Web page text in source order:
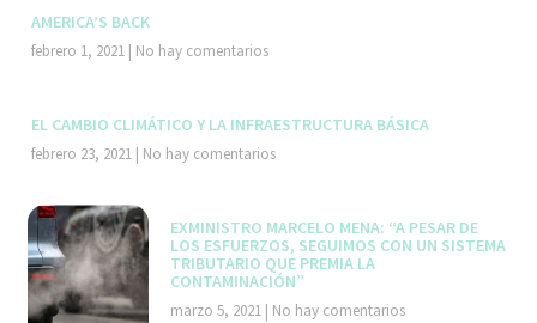
AMERICA’S BACK
febrero 1, 2021 No hay comentarios
EL CAMBIO CLIMÁTICO Y LA INFRAESTRUCTURA BÁSICA
febrero 23, 2021 No hay comentarios
EXMINISTRO MARCELO MENA: “A PESAR DE
LOS ESFUERZOS, SEGUIMOS CON UN SISTEMA
TRIBUTARIO QUE PREMIA LA
CONTAMINACIÓN”
marzo 5, 2021 No hay comentarios